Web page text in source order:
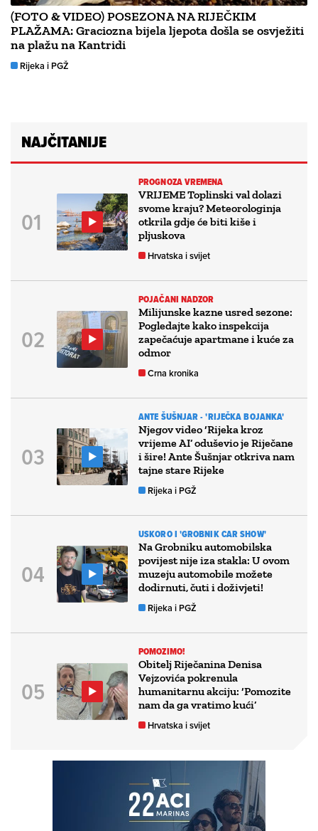
(FOTO & VIDEO) POSEZONA NA RIJEČKIM
PLAŽAMA: Graciozna bijela ljepota došla se osvježiti
na plažu na Kantridi
Rijeka i PGŽ
NAJČITANIJE
PROGNOZA VREMENA
VRIJEME Toplinski val dolazi
svome kraju? Meteorologinja
otkrila gdje će biti kiše i
pljuskova
Hrvatska i svijet
POJAČANI NADZOR
Milijunske kazne usred sezone:
Pogledajte kako inspekcija
zapečaćuje apartmane i kuće za
odmor
Crna kronika
ANTE ŠUŠNJAR - 'RIJEČKA BOJANKA'
Njegov video ‘Rijeka kroz
vrijeme AI’ oduševio je Riječane
i šire! Ante Šušnjar otkriva nam
tajne stare Rijeke
Rijeka i PGŽ
USKORO I 'GROBNIK CAR SHOW'
Na Grobniku automobilska
povijest nije iza stakla: U ovom
muzeju automobile možete
dodirnuti, čuti i doživjeti!
Rijeka i PGŽ
POMOZIMO!
Obitelj Riječanina Denisa
Vejzovića pokrenula
humanitarnu akciju: ‘Pomozite
nam da ga vratimo kući’
Hrvatska i svijet